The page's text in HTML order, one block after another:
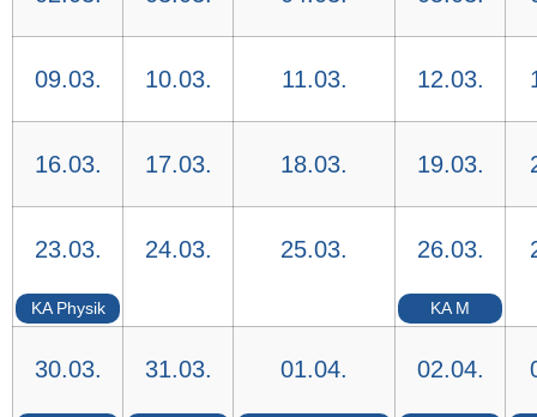
09.03. 10.03. 11.03. 12.03.
16.03. 17.03. 18.03. 19.03.
23.03.
KA Physik
24.03. 25.03. 26.03.
KA M
30.03. 31.03. 01.04. 02.04.